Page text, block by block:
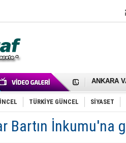
Cemal
Samet
FAİZ
OLİMPİK
SÖZ
TÜRKİYE GÜNCEL SİYASET
Bartın İnkumu'na